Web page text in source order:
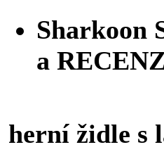
Sharkoon
a
herní židle s